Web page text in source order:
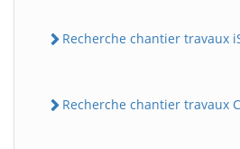
Recherche chantier travaux
Recherche chantier travaux